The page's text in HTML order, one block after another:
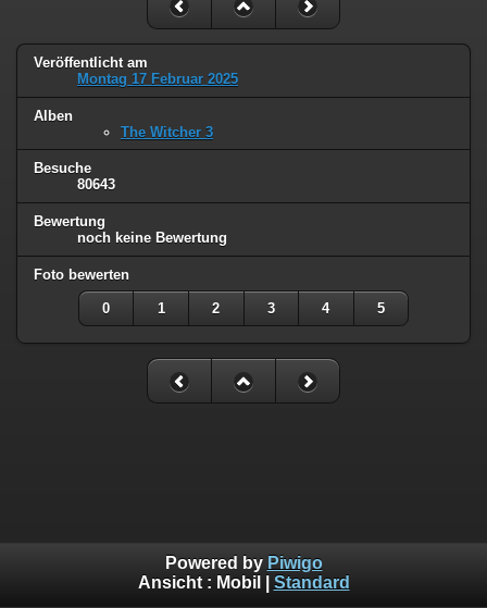
Veröffentlicht am
Montag 17 Februar 2025
Alben
The Witcher 3
Besuche
80643
Bewertung
noch keine Bewertung
Foto bewerten
0 1 2 3 4 5
Powered by Piwigo
Ansicht : Mobil Standard